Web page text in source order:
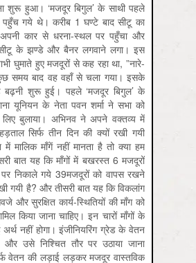
शुरू हुआ। ‘मजदूर बिगुल’ के साथी पहले
पहुँच गये थे। करीब 1 घण्टे बाद सीटू का
अपनी कार से धरना-स्थल पर पहुँचा और
के झण्डे और बैनर लगवाने लगा। इस
घुमाते हुए मजदूरों से कह रहा था, ”नारे-
समय बाद वह वहाँ से चला गया। इसके
बढ़नी शुरू हुई। पहले ‘मजदूर बिगुल’ के
यूनियन के नेता पवन शर्मा ने सभा को
बुलाया। अभिनव ने अपने वक्तव्य में
सिर्फ तीन दिन की क्यों रखी गयी
मालिक माँगें नहीं मानता है तो क्या हम
बात यह कि माँगों में बखरस्त 6 मजदूरों
निकाले गये 39मजदूरों को वापस रखने
गयी है? और तीसरी बात यह कि विकलांग
और सुरक्षित कार्य-स्थितियों की माँग को
किया जाना चाहिए। इन चारों माँगों के
अर्थ नहीं होगा। इंजीनियरिंग ग्रेड के वेतन
और उसे निश्चित तौर पर उठाया जाना
वेतन की लड़ाई लड़कर मजदूर वास्तविक